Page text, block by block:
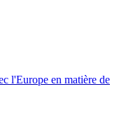
l'Europe en matière de